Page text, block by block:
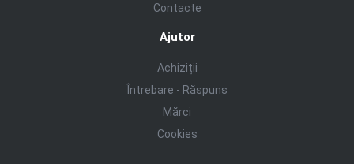
Contacte
Ajutor
Achiziții
Întrebare - Răspuns
Mărci
Cookies